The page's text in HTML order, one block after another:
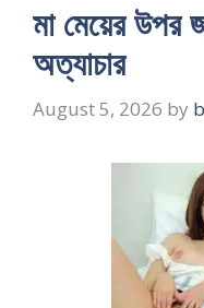
মা মেয়ের উপর
অত্যাচার
August 5, 2026 by